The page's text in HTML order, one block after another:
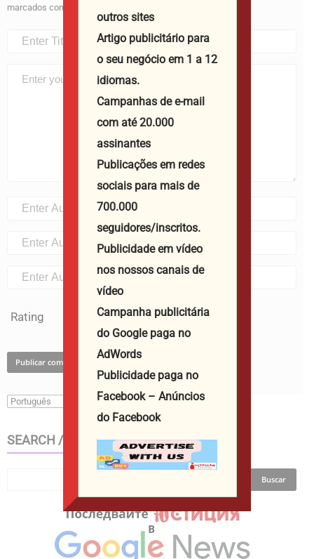
marcados com
Rating
SEARCH / ТЪРСИ В САЙТА
outros sites
Artigo publicitário para
o seu negócio em 1 a 12
idiomas.
Campanhas de e-mail
com até 20.000
assinantes
Publicações em redes
sociais para mais de
700.000
seguidores/inscritos.
Publicidade em vídeo
nos nossos canais de
vídeo
Campanha publicitária
do Google paga no
AdWords
Publicidade paga no
Facebook – Anúncios
do Facebook